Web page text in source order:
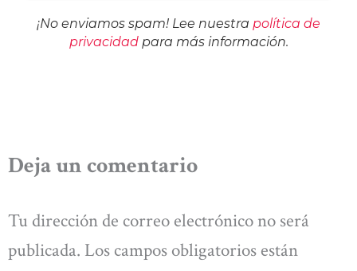
¡No enviamos spam! Lee nuestra política de
privacidadpara más información.
Deja un comentario
Tu dirección de correo electrónico no será
publicada. Los campos obligatorios están